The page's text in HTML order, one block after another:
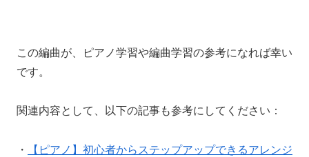
この編曲が、ピアノ学習や編曲学習の参考になれば幸い
です。
関連内容として、以下の記事も参考にしてください：
・
【ピアノ】初心者からステップアップできるアレンジ